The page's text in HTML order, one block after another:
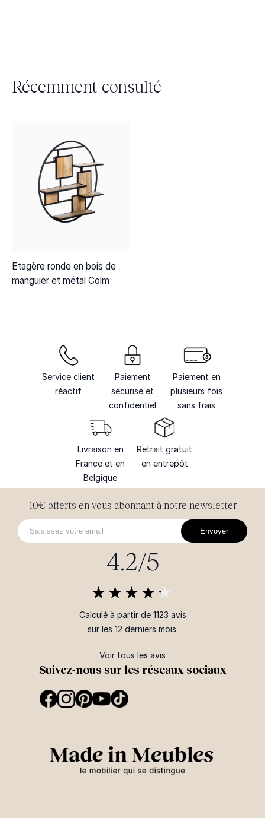
Récemment consulté
Etagère ronde en bois de
manguier et métal Colm
Service client
réactif
Paiement
sécurisé et
confidentiel
Paiement en
plusieurs fois
sans frais
Livraison en
France et en
Belgique
Retrait gratuit
en entrepôt
Suivez-nous sur les réseaux sociaux
10€ offerts en vous abonnant à notre newsletter
Envoyer
4.2/5
Calculé à partir de 1123 avis
sur les 12 derniers mois.
Voir tous les avis